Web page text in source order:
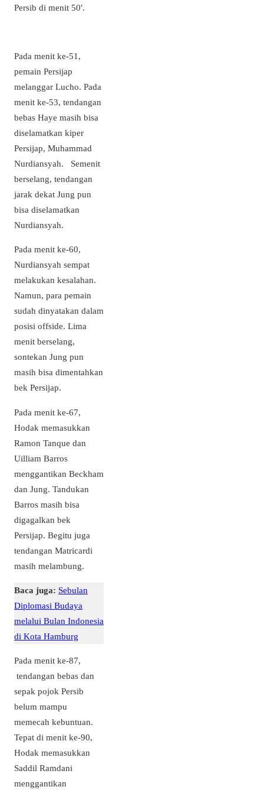
Persib di menit 50′.
Pada menit ke-51,
pemain Persijap
melanggar Lucho. Pada
menit ke-53, tendangan
bebas Haye masih bisa
diselamatkan kiper
Persijap, Muhammad
Nurdiansyah. Semenit
berselang, tendangan
jarak dekat Jung pun
bisa diselamatkan
Nurdiansyah.
Pada menit ke-60,
Nurdiansyah sempat
melakukan kesalahan.
Namun, para pemain
sudah dinyatakan dalam
posisi offside. Lima
menit berselang,
sontekan Jung pun
masih bisa dimentahkan
bek Persijap.
Pada menit ke-67,
Hodak memasukkan
Ramon Tanque dan
Uilliam Barros
menggantikan Beckham
dan Jung. Tandukan
Barros masih bisa
digagalkan bek
Persijap. Begitu juga
tendangan Matricardi
masih melambung.
Baca juga: Sebulan
Diplomasi Budaya
melalui Bulan Indonesia
di Kota Hamburg
Pada menit ke-87,
tendangan bebas dan
sepak pojok Persib
belum mampu
memecah kebuntuan.
Tepat di menit ke-90,
Hodak memasukkan
Saddil Ramdani
menggantikan